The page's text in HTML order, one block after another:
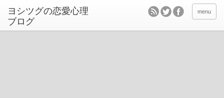
ヨシツグの恋愛心理
ブログ
menu